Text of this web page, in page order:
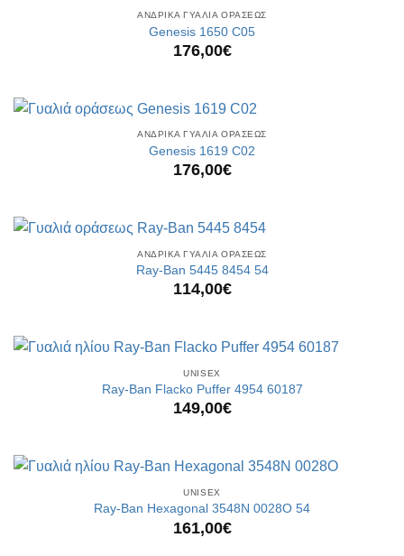
ΑΝΔΡΙΚΑ ΓΥΑΛΙΑ ΟΡΑΣΕΩΣ
Genesis 1650 C05
176,00€
ΑΝΔΡΙΚΑ ΓΥΑΛΙΑ ΟΡΑΣΕΩΣ
Genesis 1619 C02
176,00€
ΑΝΔΡΙΚΑ ΓΥΑΛΙΑ ΟΡΑΣΕΩΣ
Ray-Ban 5445 8454 54
114,00€
UNISEX
Ray-Ban Flacko Puffer 4954 60187
149,00€
UNISEX
Ray-Ban Hexagonal 3548N 0028O 54
161,00€